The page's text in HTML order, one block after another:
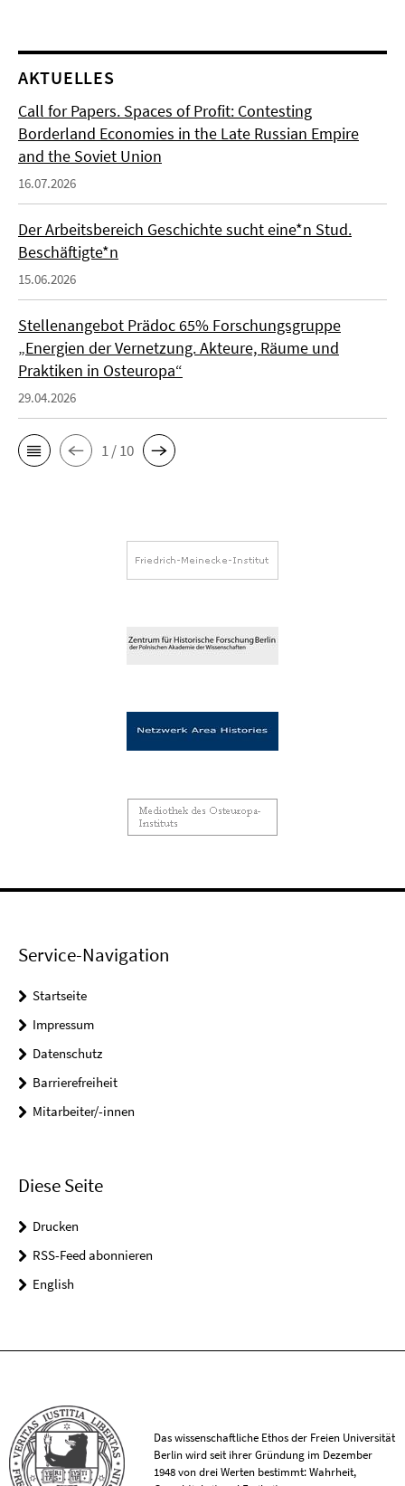
AKTUELLES
Call for Papers. Spaces of Profit: Contesting
Borderland Economies in the Late Russian Empire
and the Soviet Union
16.07.2026
Der Arbeitsbereich Geschichte sucht eine*n Stud.
Beschäftigte*n
15.06.2026
Stellenangebot Prädoc 65% Forschungsgruppe
„Energien der Vernetzung. Akteure, Räume und
Praktiken in Osteuropa“
29.04.2026
1 / 10
Service-Navigation
Startseite
Impressum
Datenschutz
Barrierefreiheit
Mitarbeiter/-innen
Diese Seite
Drucken
RSS-Feed abonnieren
English
Das wissenschaftliche Ethos der Freien Universität
Berlin wird seit ihrer Gründung im Dezember
1948 von drei Werten bestimmt: Wahrheit,